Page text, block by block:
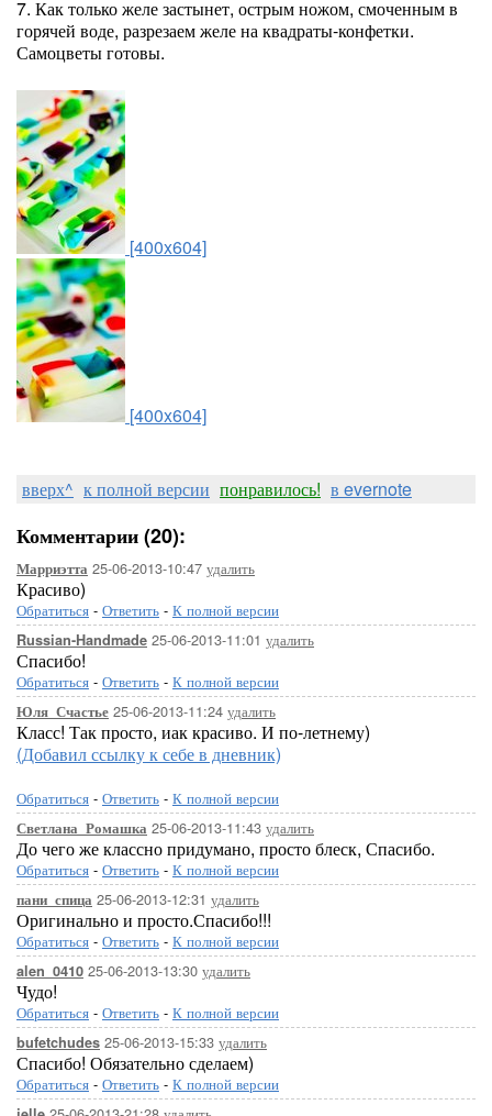
7. Как только желе застынет, острым ножом, смоченным в
горячей воде, разрезаем желе на квадраты-конфетки.
Самоцветы готовы.
[400x604]
[400x604]
вверх^ к полной версии понравилось! в evernote
Комментарии (20):
Марриэтта 25-06-2013-10:47 удалить
Красиво)
Обратиться - Ответить - К полной версии
Russian-Handmade 25-06-2013-11:01 удалить
Спасибо!
Обратиться - Ответить - К полной версии
Юля_Счастье 25-06-2013-11:24 удалить
Класс! Так просто, иак красиво. И по-летнему)
(Добавил ссылку к себе в дневник)
Обратиться - Ответить - К полной версии
Светлана_Ромашка 25-06-2013-11:43 удалить
До чего же классно придумано, просто блеск, Спасибо.
Обратиться - Ответить - К полной версии
пани_спица 25-06-2013-12:31 удалить
Оригинально и просто.Спасибо!!!
Обратиться - Ответить - К полной версии
alen_0410 25-06-2013-13:30 удалить
Чудо!
Обратиться - Ответить - К полной версии
bufetchudes 25-06-2013-15:33 удалить
Спасибо! Обязательно сделаем)
Обратиться - Ответить - К полной версии